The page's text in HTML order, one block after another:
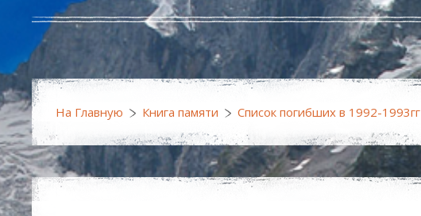
На Главную Книга памяти Список погибших в 1992-1993гг